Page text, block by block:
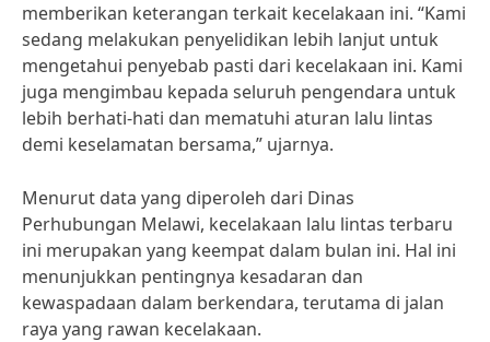
memberikan keterangan terkait kecelakaan ini. “Kami
sedang melakukan penyelidikan lebih lanjut untuk
mengetahui penyebab pasti dari kecelakaan ini. Kami
juga mengimbau kepada seluruh pengendara untuk
lebih berhati-hati dan mematuhi aturan lalu lintas
demi keselamatan bersama,” ujarnya.
Menurut data yang diperoleh dari Dinas
Perhubungan Melawi, kecelakaan lalu lintas terbaru
ini merupakan yang keempat dalam bulan ini. Hal ini
menunjukkan pentingnya kesadaran dan
kewaspadaan dalam berkendara, terutama di jalan
raya yang rawan kecelakaan.